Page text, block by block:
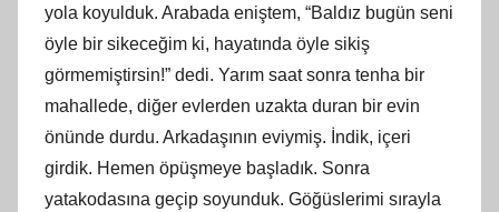
yola koyulduk. Arabada eniştem, “Baldız bugün seni
öyle bir sikeceğim ki, hayatında öyle sikiş
görmemiştirsin!” dedi. Yarım saat sonra tenha bir
mahallede, diğer evlerden uzakta duran bir evin
önünde durdu. Arkadaşının eviymiş. İndik, içeri
girdik. Hemen öpüşmeye başladık. Sonra
yatakodasına geçip soyunduk. Göğüslerimi sırayla